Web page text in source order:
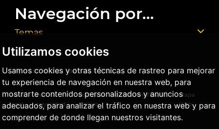
Utilizamos cookies
Usamos cookies y otras técnicas de rastreo para mejorar
tu experiencia de navegación en nuestra web, para
mostrarte contenidos personalizados y anuncios
adecuados, para analizar el tráfico en nuestra web y para
comprender de donde llegan nuestros visitantes.
Navegación por...
Temas
Ajuntament de València ©2026
Aviso
legal
Política
privacidad
Política de
cookies
Agencia Antifraude
Mapa
Web